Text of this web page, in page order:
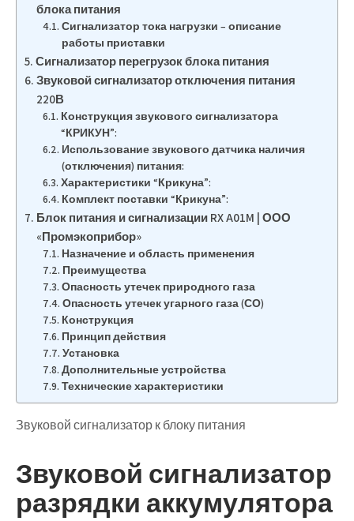
блока питания
Сигнализатор тока нагрузки – описание
работы приставки
Сигнализатор перегрузок блока питания
Звуковой сигнализатор отключения питания
220В
Конструкция звукового сигнализатора
“КРИКУН”:
Использование звукового датчика наличия
(отключения) питания:
Характеристики “Крикуна”:
Комплект поставки “Крикуна”:
Блок питания и сигнализации RX A01M | ООО
«Промэкоприбор»
Назначение и область применения
Преимущества
Опасность утечек природного газа
Опасность утечек угарного газа (СО)
Конструкция
Принцип действия
Установка
Дополнительные устройства
Технические характеристики
Звуковой сигнализатор к блоку питания
Звуковой сигнализатор
разрядки аккумулятора